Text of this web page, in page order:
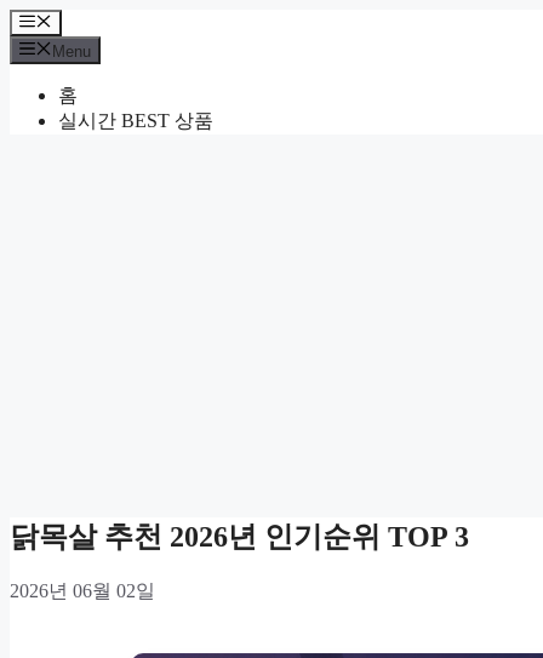
Skip
to
content
Menu
Menu
홈
실시간 BEST 상품
닭목살 추천 2026년 인기순위 TOP 3
2026년 06월 02일